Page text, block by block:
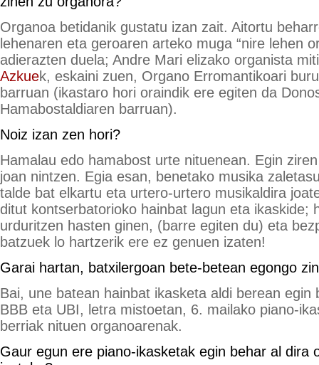
Organoa betidanik gustatu izan zait. Aitortu
lehenaren eta geroaren arteko muga “nire lehen
adierazten duela; Andre Mari elizako organista
Azkuek, eskaini zuen, Organo Erromantikoari
barruan (ikastaro hori oraindik ere egiten da
Hamabostaldiaren barruan).
Noiz izan zen hori?
Hamalau edo hamabost urte nituenean. Egin
joan nintzen. Egia esan, benetako musika
talde bat elkartu eta urtero-urtero musikaldira
ditut kontserbatorioko hainbat lagun eta ikaskide;
urduritzen hasten ginen, (barre egiten du) eta
batzuek lo hartzerik ere ez genuen izaten!
Garai hartan, batxilergoan bete-betean egongo
Bai, une batean hainbat ikasketa aldi berean egin
BBB eta UBI, letra mistoetan, 6. mailako piano-
berriak nituen organoarenak.
Gaur egun ere piano-ikasketak egin behar al dira